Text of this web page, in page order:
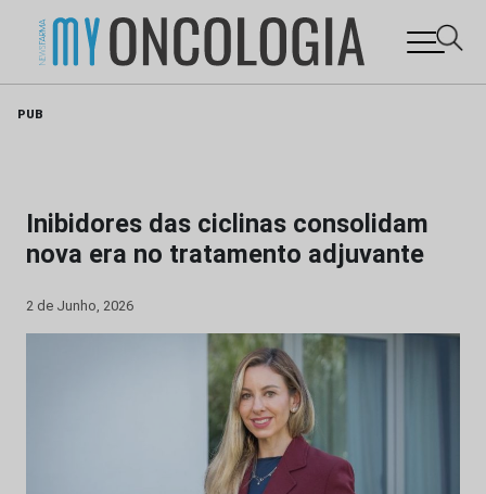
PUB
Inibidores das ciclinas consolidam
nova era no tratamento adjuvante
2 de Junho, 2026